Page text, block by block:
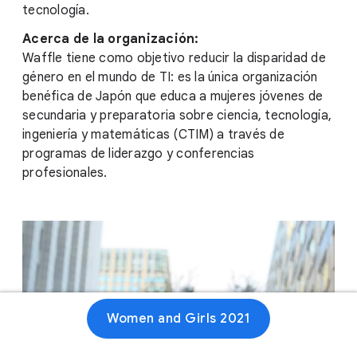
tecnología.
Acerca de la organización:
Waffle tiene como objetivo reducir la disparidad de
género en el mundo de TI: es la única organización
benéfica de Japón que educa a mujeres jóvenes de
secundaria y preparatoria sobre ciencia, tecnología,
ingeniería y matemáticas (CTIM) a través de
programas de liderazgo y conferencias
profesionales.
Women and Girls 2021